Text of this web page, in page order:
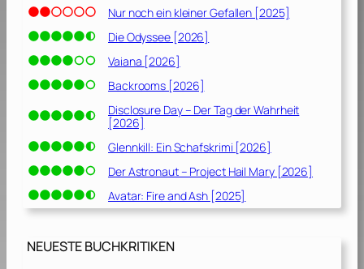
Nur noch ein kleiner Gefallen [2025]
Die Odyssee [2026]
Vaiana [2026]
Backrooms [2026]
Disclosure Day – Der Tag der Wahrheit
[2026]
Glennkill: Ein Schafskrimi [2026]
Der Astronaut – Project Hail Mary [2026]
Avatar: Fire and Ash [2025]
NEUESTE BUCHKRITIKEN